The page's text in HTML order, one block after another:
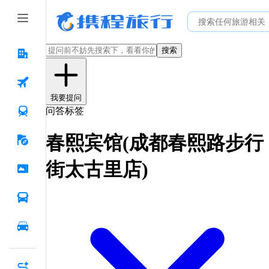
搜索
我要提问
问答标签
春熙宾馆(成都春熙路步行
街太古里店)